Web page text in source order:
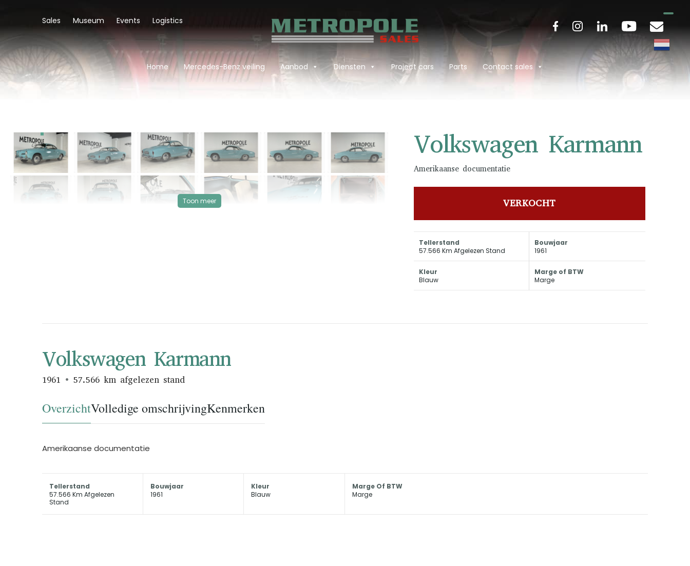
Sales Museum Events Logistics
Home Mercedes-Benz veiling Aanbod Diensten Project cars Parts Contact sales
VERKOCHT
‹ ›
Toon meer
Volkswagen Karmann
Amerikaanse documentatie
VERKOCHT
Tellerstand
57.566 Km Afgelezen Stand
Bouwjaar
1961
Kleur
Blauw
Marge of BTW
Marge
Volkswagen Karmann
1961 57.566 km afgelezen stand
OverzichtVolledige omschrijvingKenmerken
Amerikaanse documentatie
Tellerstand
57.566 Km Afgelezen
Stand
Bouwjaar
1961
Kleur
Blauw
Marge Of BTW
Marge